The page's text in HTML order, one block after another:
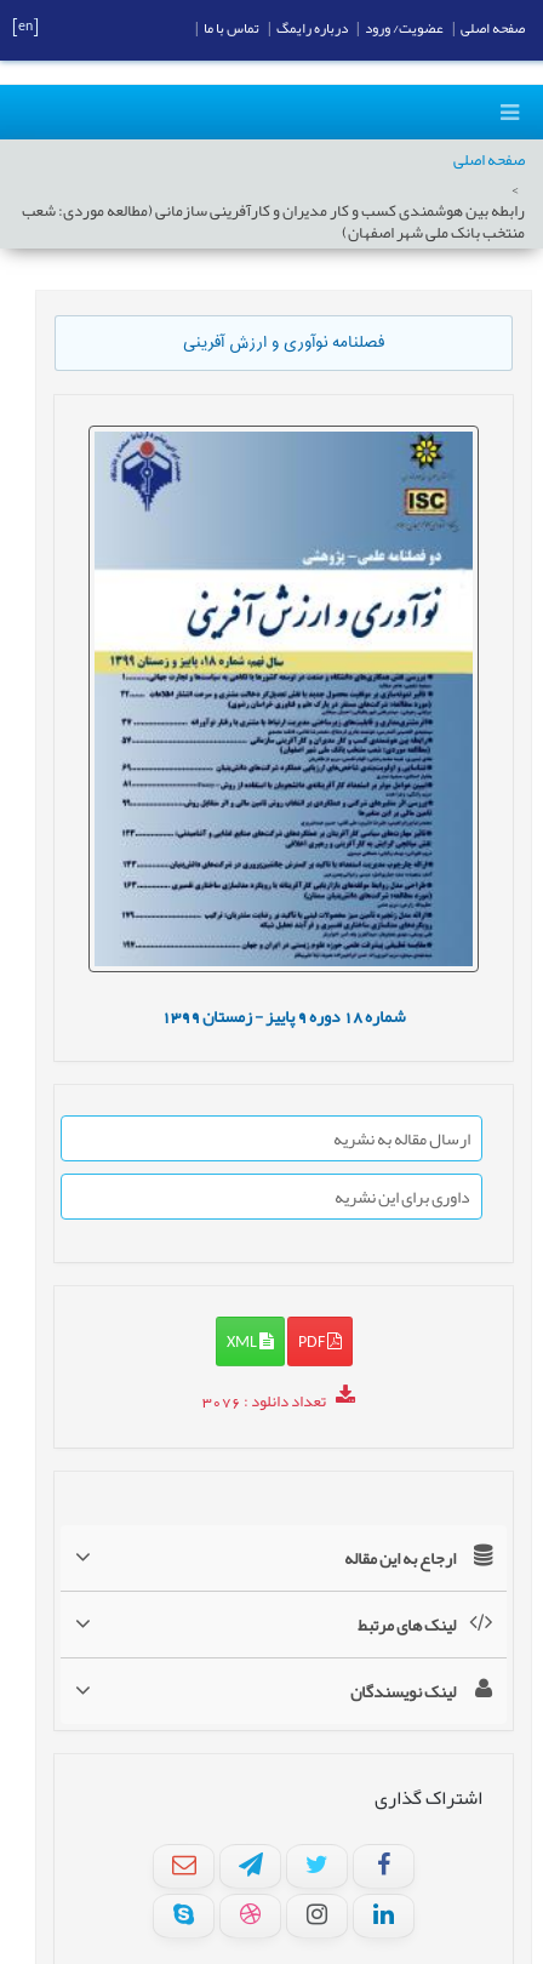
صفحه اصلی
رابطه بین هوشمندی کسب و کار مدیران و کارآفرینی سازمانی (مطالعه موردی: شعب
منتخب بانک ملی شهر اصفهان)
فصلنامه نوآوری و ارزش آفرینی
شماره18 دوره9 پاییز - زمستان1399
ارسال مقاله به نشریه
داوری برای این نشریه
PDF
XML
تعداد دانلود: 3076
ارجاع به این مقاله
لینک های مرتبط
لینک نویسندگان
اشتراک گذاری
صفحه اصلی عضویت/ ورود درباره رایمگ تماس با ما